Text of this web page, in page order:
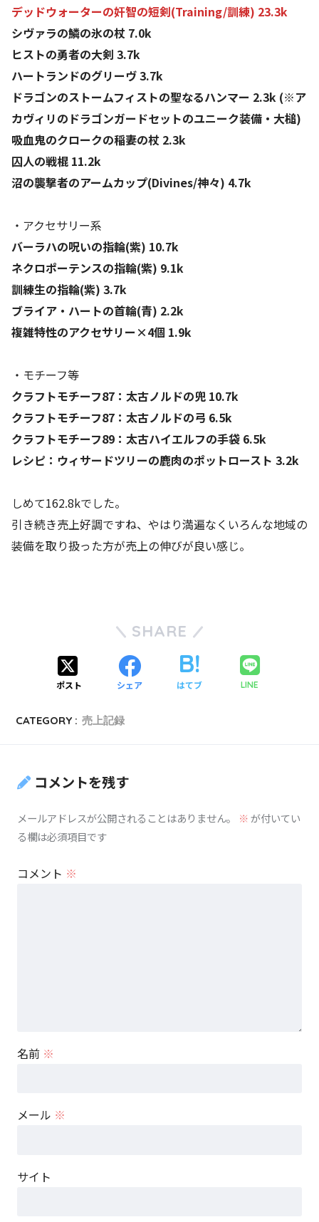
デッドウォーターの奸智の短剣(Training/訓練) 23.3k
シヴァラの鱗の氷の杖 7.0k
ヒストの勇者の大剣 3.7k
ハートランドのグリーヴ 3.7k
ドラゴンのストームフィストの聖なるハンマー 2.3k (※ア
カヴィリのドラゴンガードセットのユニーク装備・大槌)
吸血鬼のクロークの稲妻の杖 2.3k
囚人の戦棍 11.2k
沼の襲撃者のアームカップ(Divines/神々) 4.7k
・アクセサリー系
バーラハの呪いの指輪(紫) 10.7k
ネクロポーテンスの指輪(紫) 9.1k
訓練生の指輪(紫) 3.7k
ブライア・ハートの首輪(青) 2.2k
複雑特性のアクセサリー×4個 1.9k
・モチーフ等
クラフトモチーフ87：太古ノルドの兜 10.7k
クラフトモチーフ87：太古ノルドの弓 6.5k
クラフトモチーフ89：太古ハイエルフの手袋 6.5k
レシピ：ウィサードツリーの鹿肉のポットロースト 3.2k
しめて162.8kでした。
引き続き売上好調ですね、やはり満遍なくいろんな地域の
装備を取り扱った方が売上の伸びが良い感じ。
SHARE
ポスト シェア はてブ LINE
CATEGORY : 売上記録
コメントを残す
メールアドレスが公開されることはありません。 ※が付いてい
る欄は必須項目です
コメント ※
名前 ※
メール ※
サイト